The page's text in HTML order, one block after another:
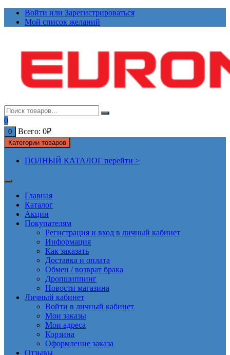
ПерейтиВойти или Зарегистрироваться
Мой список желаний
0
0 Всего: 0₽
Категории товаров
ПОЛНЫЙ КАТАЛОГ перейти >
Главная
Каталог
Акции
Покупателям
Регистрация и вход в личный кабинет
Информация
Как заказать
Доставка и оплата
Обмен / возврат брака
Дропшиппинг
Новости магазина
Личный кабинет
Войти в личный кабинет
Мои заказы
Мои адреса
Корзина
Оформление заказа
Отзывы